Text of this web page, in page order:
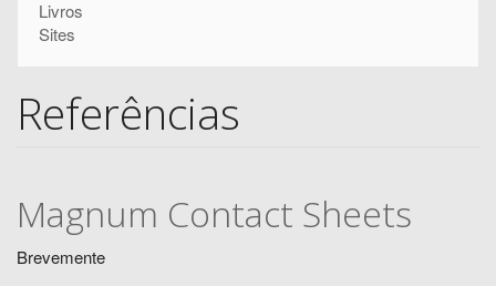
pesquisa
Livros
Sites
Referências
Magnum Contact Sheets
Brevemente